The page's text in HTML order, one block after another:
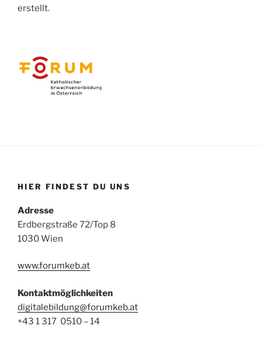
erstellt.
HIER FINDEST DU UNS
Adresse
Erdbergstraße 72/Top 8
1030 Wien
www.forumkeb.at
Kontaktmöglichkeiten
digitalebildung@forumkeb.at
+43 1 317 0510 – 14